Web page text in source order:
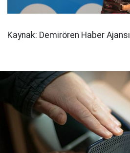
Kaynak: Demirören Haber Ajansı